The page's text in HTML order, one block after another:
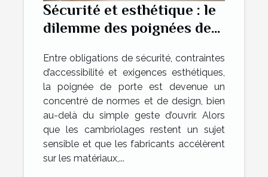
Sécurité et esthétique : le
dilemme des poignées de
Entre obligations de sécurité, contraintes
d’accessibilité et exigences esthétiques,
la poignée de porte est devenue un
concentré de normes et de design, bien
au-delà du simple geste d’ouvrir. Alors
que les cambriolages restent un sujet
sensible et que les fabricants accélèrent
sur les matériaux,...